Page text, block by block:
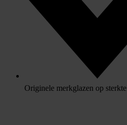
Originele merkglazen op sterkte